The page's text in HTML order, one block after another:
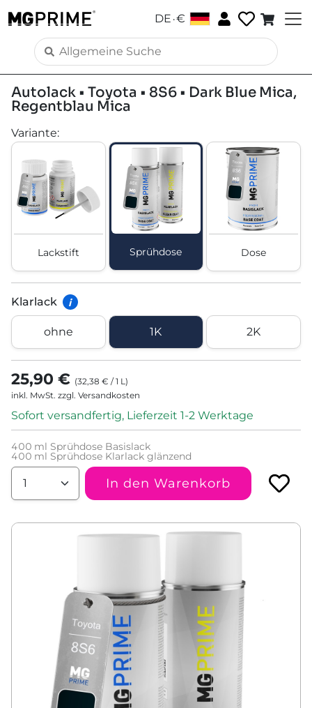
DE .€
Autolack • Toyota • 8S6 • Dark Blue Mica,
Regentblau Mica
Variante:
Lackstift Sprühdose Dose
Klarlack i
ohne 1K 2K
25,90 € (32,38 € /1 L )
inkl. MwSt. zzgl. Versandkosten
Sofort versandfertig, Lieferzeit 1-2 Werktage
400 ml Sprühdose Basislack
400 ml Sprühdose Klarlack glänzend
In den Warenkorb